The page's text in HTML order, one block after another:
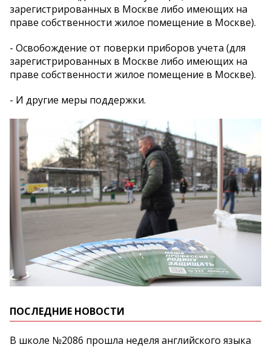
зарегистрированных в Москве либо имеющих на
праве собственности жилое помещение в Москве).
- Освобождение от поверки приборов учета (для
зарегистрированных в Москве либо имеющих на
праве собственности жилое помещение в Москве).
- И другие меры поддержки.
ПОСЛЕДНИЕ НОВОСТИ
В школе №2086 прошла неделя английского языка